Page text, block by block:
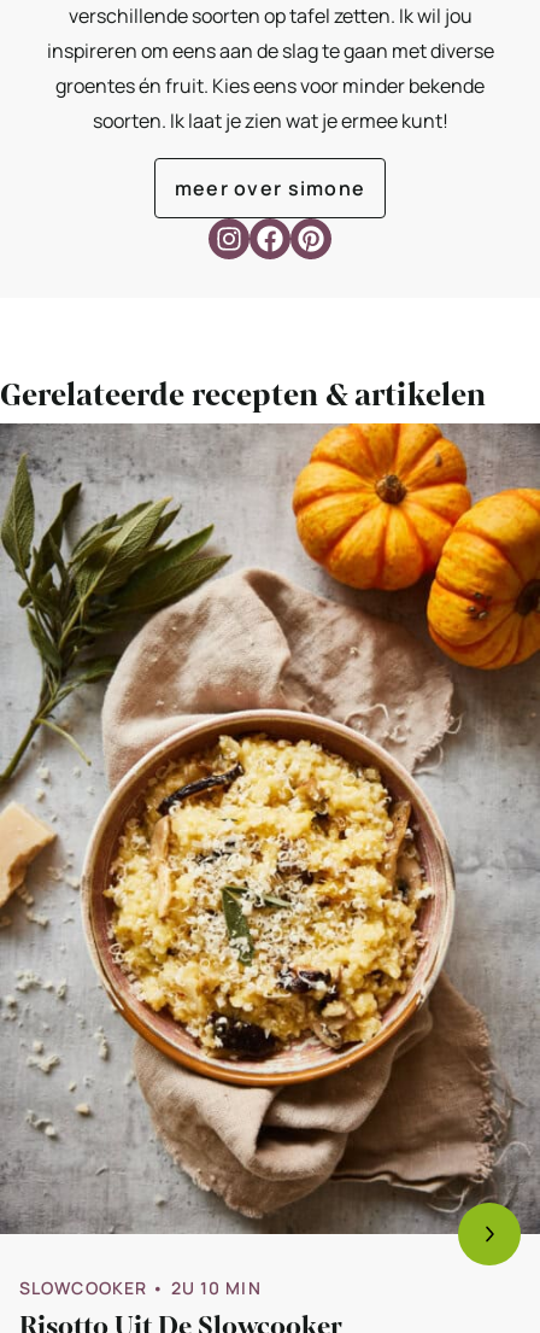
verschillende soorten op tafel zetten. Ik wil jou
inspireren om eens aan de slag te gaan met diverse
groentes én fruit. Kies eens voor minder bekende
soorten. Ik laat je zien wat je ermee kunt!
meer over simone
Gerelateerde recepten & artikelen
Bekijk
Risotto
uit
de
slowcooker
SLOWCOOKER • 2U 10 MIN